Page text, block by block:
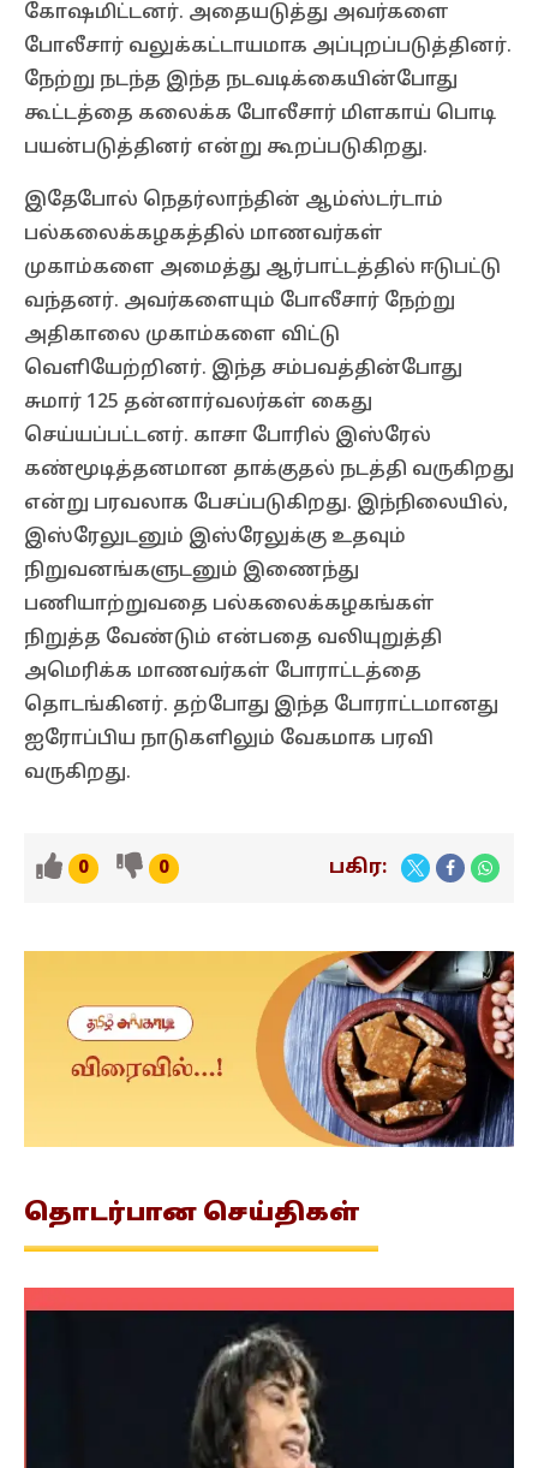
கோஷமிட்டனர். அதையடுத்து அவர்களை
போலீசார் வலுக்கட்டாயமாக அப்புறப்படுத்தினர்.
நேற்று நடந்த இந்த நடவடிக்கையின்போது
கூட்டத்தை கலைக்க போலீசார் மிளகாய் பொடி
பயன்படுத்தினர் என்று கூறப்படுகிறது.
இதேபோல் நெதர்லாந்தின் ஆம்ஸ்டர்டாம்
பல்கலைக்கழகத்தில் மாணவர்கள்
முகாம்களை அமைத்து ஆர்பாட்டத்தில் ஈடுபட்டு
வந்தனர். அவர்களையும் போலீசார் நேற்று
அதிகாலை முகாம்களை விட்டு
வெளியேற்றினர். இந்த சம்பவத்தின்போது
சுமார் 125 தன்னார்வலர்கள் கைது
செய்யப்பட்டனர். காசா போரில் இஸ்ரேல்
கண்மூடித்தனமான தாக்குதல் நடத்தி வருகிறது
என்று பரவலாக பேசப்படுகிறது. இந்நிலையில்,
இஸ்ரேலுடனும் இஸ்ரேலுக்கு உதவும்
நிறுவனங்களுடனும் இணைந்து
பணியாற்றுவதை பல்கலைக்கழகங்கள்
நிறுத்த வேண்டும் என்பதை வலியுறுத்தி
அமெரிக்க மாணவர்கள் போராட்டத்தை
தொடங்கினர். தற்போது இந்த போராட்டமானது
ஐரோப்பிய நாடுகளிலும் வேகமாக பரவி
வருகிறது.
0 0 பகிர:
தொடர்பான செய்திகள்